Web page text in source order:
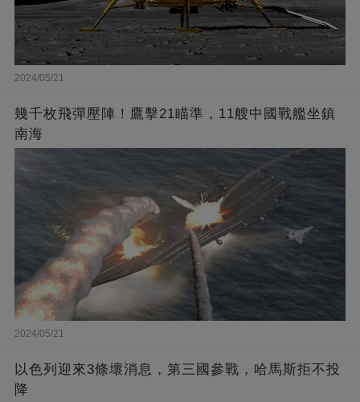
2024/05/21
幾千枚飛彈壓陣！鷹擊21瞄準，11艘中國戰艦坐鎮
南海
2024/05/21
以色列迎來3條壞消息，第三國參戰，哈馬斯拒不投
降